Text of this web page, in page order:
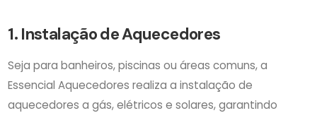
1. Instalação de Aquecedores
Seja para banheiros, piscinas ou áreas comuns, a
Essencial Aquecedores realiza a instalação de
aquecedores a gás, elétricos e solares, garantindo